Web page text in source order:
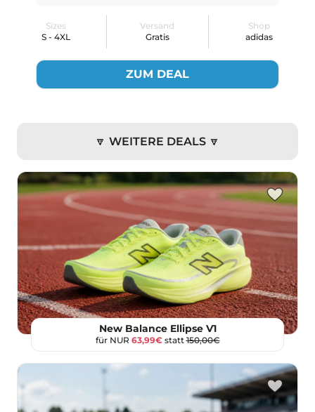
Sizes
S - 4XL
Versand
Gratis
Shop
adidas
ZUM DEAL
🔽 WEITERE DEALS 🔽
New Balance Ellipse V1
für NUR 63,99€statt150,00€